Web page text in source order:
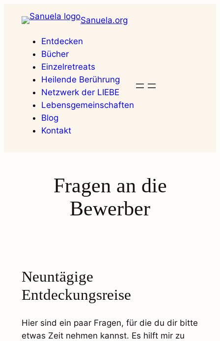
Inhalt
Sanuela.org
Entdecken
Bücher
Einzelretreats
Heilende Berührung
Netzwerk der LIEBE
Lebensgemeinschaften
Blog
Kontakt
Fragen an die
Bewerber
Neuntägige
Entdeckungsreise
Hier sind ein paar Fragen, für die du dir bitte
etwas Zeit nehmen kannst. Es hilft mir zu